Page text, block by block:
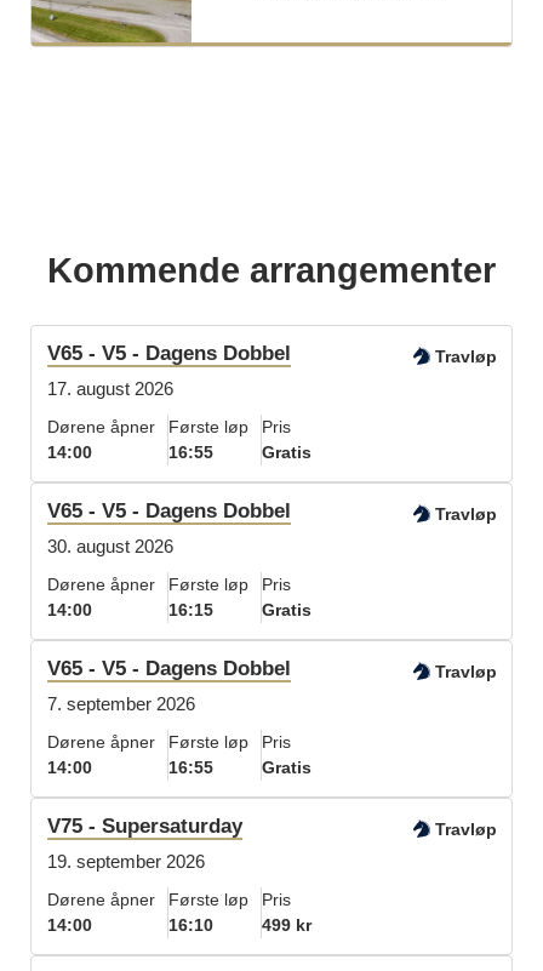
Kommende arrangementer
V65 - V5 - Dagens Dobbel Travløp
17. august 2026
Dørene åpner
14:00
Første løp
16:55
Pris
Gratis
V65 - V5 - Dagens Dobbel Travløp
30. august 2026
Dørene åpner
14:00
Første løp
16:15
Pris
Gratis
V65 - V5 - Dagens Dobbel Travløp
7. september 2026
Dørene åpner
14:00
Første løp
16:55
Pris
Gratis
V75 - Supersaturday Travløp
19. september 2026
Dørene åpner
14:00
Første løp
16:10
Pris
499 kr